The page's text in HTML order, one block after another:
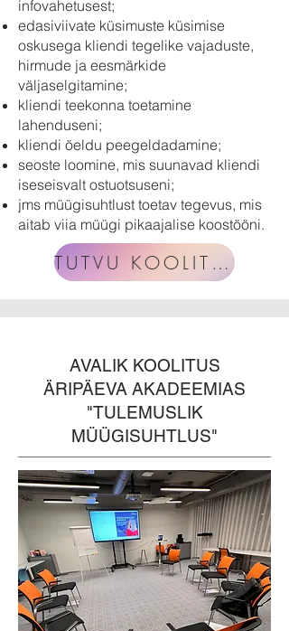
infovahetusest;
edasiviivate küsimuste küsimise
oskusega kliendi tegelike vajaduste,
hirmude ja eesmärkide
väljaselgitamine;
kliendi teekonna toetamine
lahenduseni;
kliendi öeldu peegeldadamine;
seoste loomine, mis suunavad kliendi
iseseisvalt ostuotsuseni;
jms müügisuhtlust toetav tegevus, mis
aitab viia müügi pikaajalise koostööni.
TUTVU KOOLITUSEGA
AVALIK KOOLITUS
ÄRIPÄEVA AKADEEMIAS
"TULEMUSLIK
MÜÜGISUHTLUS"